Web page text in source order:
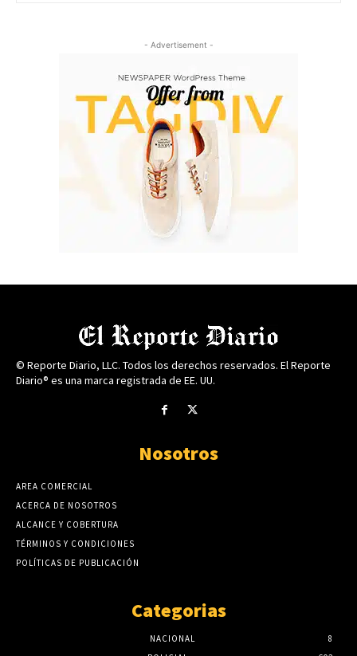
- Advertisement -
© Reporte Diario, LLC. Todos los derechos reservados. El Reporte
Diario® es una marca registrada de EE. UU.
Nosotros
AREA COMERCIAL
ACERCA DE NOSOTROS
ALCANCE Y COBERTURA
TÉRMINOS Y CONDICIONES
POLÍTICAS DE PUBLICACIÓN
Categorias
NACIONAL
8